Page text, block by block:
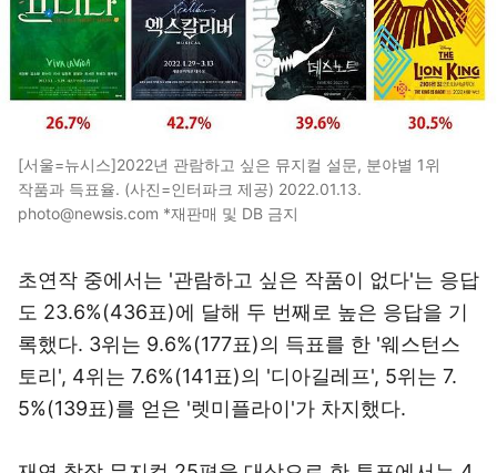
[서울=뉴시스]2022년 관람하고 싶은 뮤지컬 설문, 분야별 1위
작품과 득표율. (사진=인터파크 제공) 2022.01.13.
photo@newsis.com *재판매 및 DB 금지
초연작 중에서는 '관람하고 싶은 작품이 없다'는 응답
도 23.6%(436표)에 달해 두 번째로 높은 응답을 기
록했다. 3위는 9.6%(177표)의 득표를 한 '웨스턴스
토리', 4위는 7.6%(141표)의 '디아길레프', 5위는 7.
5%(139표)를 얻은 '렛미플라이'가 차지했다.